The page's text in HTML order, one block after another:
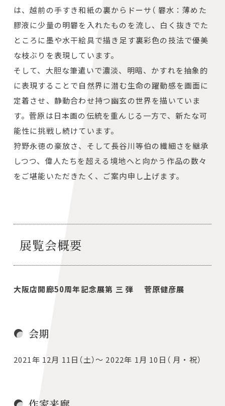
は、越前の手すき和紙の裏からドーサ（ 礬水：薄めた
膠液に少量の明礬を入れたものを流し、白く抜きでた
ところに墨や水干絵具で描き足す裏彩色の技法で優美
な枝ぶりを表現しています。
そして、大胆な筆遣いで濃淡、明暗、かすれを抽象的
に表現することで自然界に潜む生命の躍動感を画面に
定着させ、静動合わせ持つ幽玄の世界を描いていま
す。菅原は日本画の伝統を重んじる一方で、新たな可
能性に挑戦し続けています。
狩野永徳の豪放さ、そして長谷川等伯の繊細さを継承
しつつ、偉人たちを超える境地へと向かう作品の数々
をご堪能いただきたく、ご案内申し上げます。
展覧会概要
大阪店開廊50周年記念展第 三 弾 菅原健彦展
会期
2021年 12月 11日（土）～ 2022年 1月 10日（ 月・祝）